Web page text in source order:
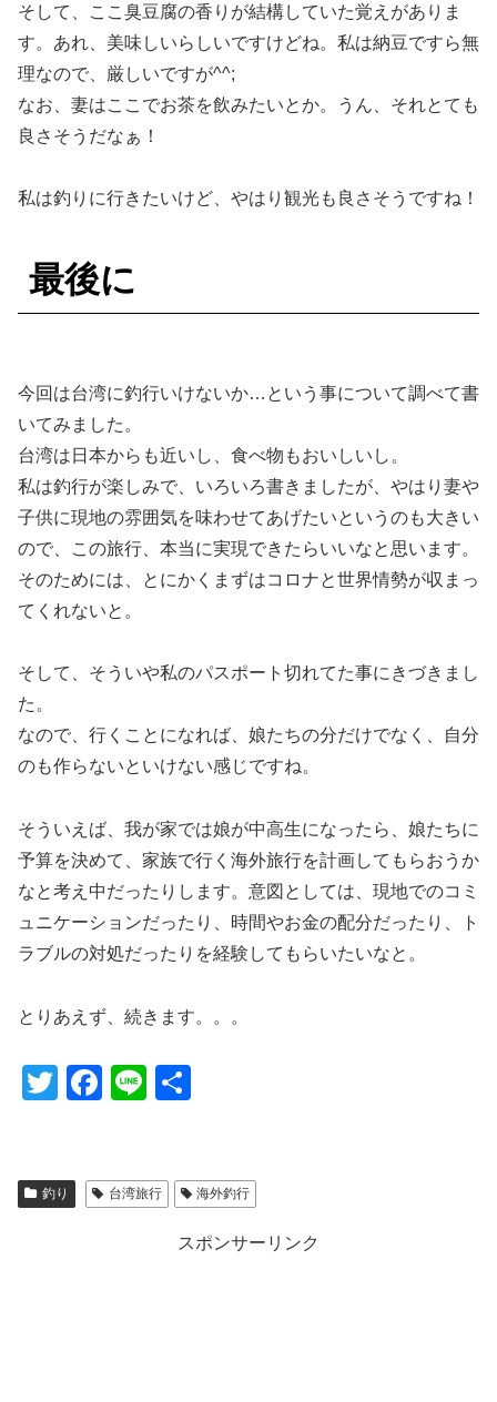
そして、ここ臭豆腐の香りが結構していた覚えがありま
す。あれ、美味しいらしいですけどね。私は納豆ですら無
理なので、厳しいですが^^;
なお、妻はここでお茶を飲みたいとか。うん、それとても
良さそうだなぁ！
私は釣りに行きたいけど、やはり観光も良さそうですね！
最後に
今回は台湾に釣行いけないか…という事について調べて書
いてみました。
台湾は日本からも近いし、食べ物もおいしいし。
私は釣行が楽しみで、いろいろ書きましたが、やはり妻や
子供に現地の雰囲気を味わせてあげたいというのも大きい
ので、この旅行、本当に実現できたらいいなと思います。
そのためには、とにかくまずはコロナと世界情勢が収まっ
てくれないと。
そして、そういや私のパスポート切れてた事にきづきまし
た。
なので、行くことになれば、娘たちの分だけでなく、自分
のも作らないといけない感じですね。
そういえば、我が家では娘が中高生になったら、娘たちに
予算を決めて、家族で行く海外旅行を計画してもらおうか
なと考え中だったりします。意図としては、現地でのコミ
ュニケーションだったり、時間やお金の配分だったり、ト
ラブルの対処だったりを経験してもらいたいなと。
とりあえず、続きます。。。
T
er
F
e
Li
釣り 台湾旅行 海外釣行
スポンサーリンク